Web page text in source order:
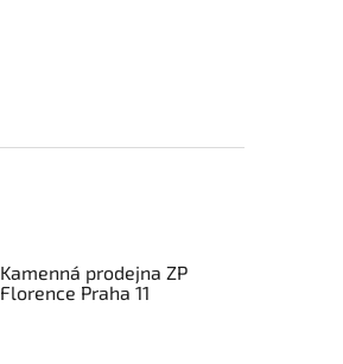
Kamenná prodejna ZP
Florence Praha 11